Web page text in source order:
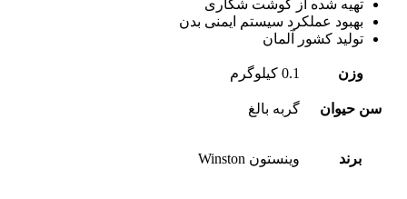
تهیه شده از گوشت شکاری
بهبود عملکرد سیستم ایمنی بدن
تولید کشور آلمان
وزن 0.1 کیلوگرم
سن حیوان گربه بالغ
برند وینستون Winston